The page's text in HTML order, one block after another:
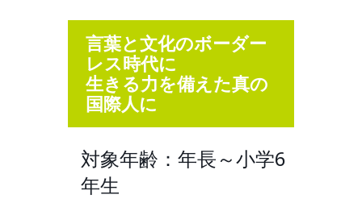
言葉と文化のボーダー
レス時代に
生きる力を備えた真の
国際人に
対象年齢：年長～小学6
年生